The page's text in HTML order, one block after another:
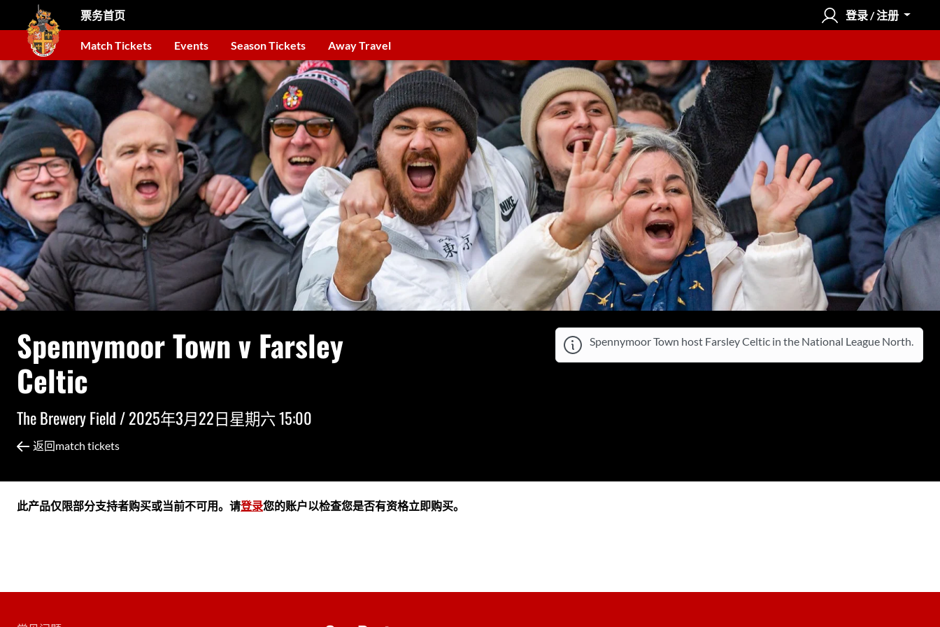
票务首页 登录 / 注册
Match Tickets Events Season Tickets Away Travel
Spennymoor Town v Farsley
Celtic
The Brewery Field /2025年3月22日星期六 15:00
返回match tickets
Spennymoor Town host Farsley Celtic in the National League North.
此产品仅限部分支持者购买或当前不可用。请登录您的账户以检查您是否有资格立即购买。